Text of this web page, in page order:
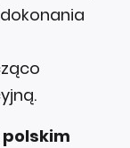
polskim